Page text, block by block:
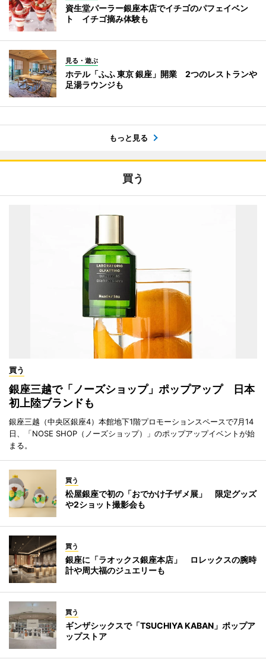
資生堂パーラー銀座本店でイチゴのパフェイベン
ト イチゴ摘み体験も
見る・遊ぶ
ホテル「ふふ 東京 銀座」開業 2つのレストランや
足湯ラウンジも
もっと見る
買う
買う
銀座三越で「ノーズショップ」ポップアップ 日本
初上陸ブランドも
銀座三越（中央区銀座4）本館地下1階プロモーションスペースで7月14
日、「NOSE SHOP（ノーズショップ）」のポップアップイベントが始
まる。
買う
松屋銀座で初の「おでかけ子ザメ展」 限定グッズ
や2ショット撮影会も
買う
銀座に「ラオックス銀座本店」 ロレックスの腕時
計や周大福のジュエリーも
買う
ギンザシックスで「TSUCHIYA KABAN」ポップア
ップストア